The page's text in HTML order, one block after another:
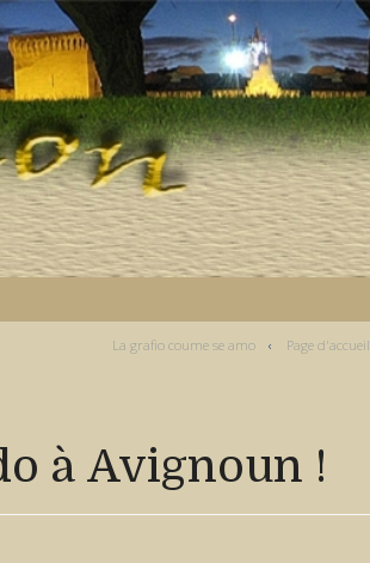
La grafio coume se amo Page d'accueil
à Avignoun !